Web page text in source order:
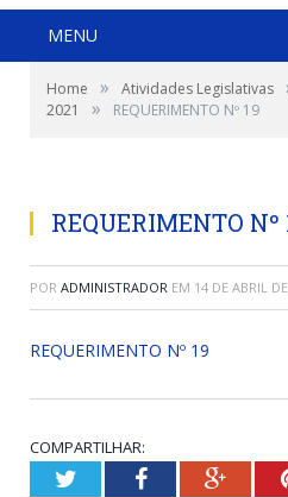
MENU
Home » Atividades Legislativas
2021
» REQUERIMENTO Nº 19
REQUERIMENTO Nº
POR ADMINISTRADOR EM 14 DE ABRIL
REQUERIMENTO Nº 19
COMPARTILHAR:
TwitterFacebook